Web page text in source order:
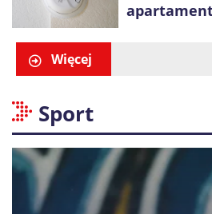
Więcej
Sport